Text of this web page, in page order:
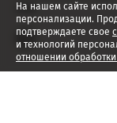
На нашем сайте
персонализации.
подтверждаете свое
и технологий
отношении
2026